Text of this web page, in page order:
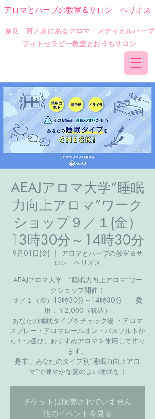
​奈良 西ノ京にあるアロマ・メディカルハーブ
フィトセラピー教室とおうちサロン
アロマとハーブの教室＆サロン ヘリオス
AEAJアロマ大学”睡眠
力向上アロマ”ワーク
ショップ９／１(金）
13時30分～14時30分
9月01日(金)
  |
アロマとハーブの教室＆サ
ロン ヘリオス
AEAJアロマ大学 ”睡眠力向上アロマ”ワー
クショップ開催！
９／１（金）13時30分～14時30分 費
用：￥2,000（税込）
あなたの睡眠タイプをチェック後 ​・アロマ
スプレー・アロマロールオン・バスソルトか
ら１つ選び、おすすめアロマを使用して作り
ます。
是非、あなたのタイプ別”睡眠力向上アロ
マ”で健やかな質のよい睡眠を！
チケットは販売されていません
他のイベントを見る